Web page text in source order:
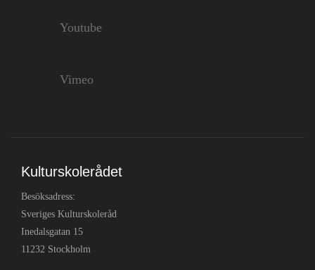
Youtube
Vimeo
Kulturskolerådet
Besöksadress:
Sveriges Kulturskoleråd
Inedalsgatan 15
11232 Stockholm